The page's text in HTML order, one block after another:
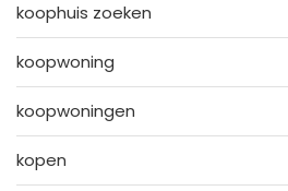
koophuis zoeken
koopwoning
koopwoningen
kopen